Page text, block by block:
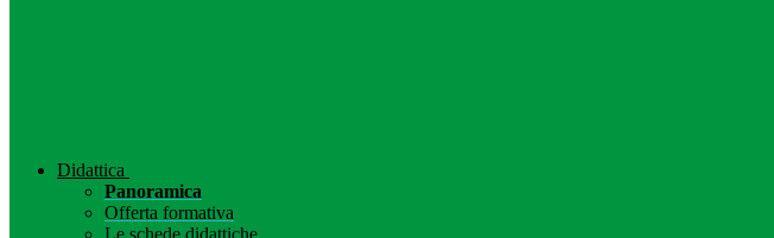
Didattica
Panoramica
Offerta formativa